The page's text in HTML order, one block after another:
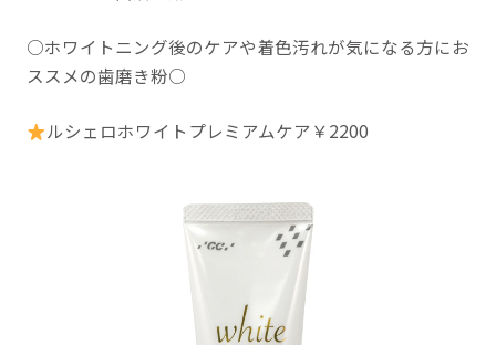
○ホワイトニング後のケアや着色汚れが気になる方にお
ススメの歯磨き粉○
ルシェロホワイトプレミアムケア￥2200